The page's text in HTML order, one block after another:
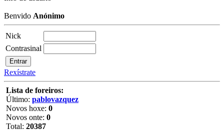
Benvido Anónimo
Nick
Contrasinal
Rexístrate
Lista de foreiros:
Último: pablovazquez
Novos hoxe: 0
Novos onte: 0
Total: 20387